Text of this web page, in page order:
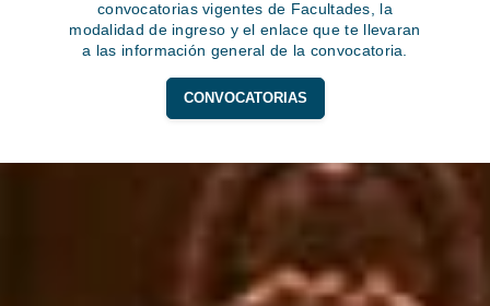
convocatorias vigentes de Facultades, la
modalidad de ingreso y el enlace que te llevaran
a las información general de la convocatoria.
CONVOCATORIAS